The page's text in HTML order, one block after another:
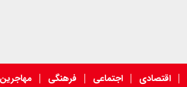
اقتصادی اجتماعی فرهنگی مهاجرین